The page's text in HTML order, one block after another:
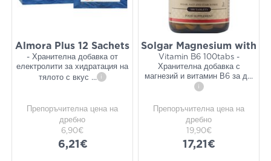
Almora Plus 12 Sachets
- Хранителна добавка от
електролити за хидратация на
тялото с вкус ... i
Препоръчителна цена на
дребно
6,90€
6,21€
Solgar Magnesium with
Vitamin Β6 100tabs -
Хранителна добавка с
магнезий и витамин В6 за д...
i
Препоръчителна цена на
дребно
19,90€
17,21€